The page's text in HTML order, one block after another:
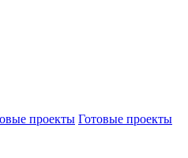
проекты Готовые проекты